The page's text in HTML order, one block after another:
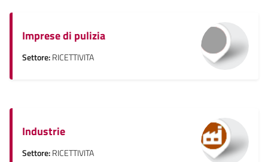
Imprese di pulizia
Settore:RICETTIVITA
Industrie
Settore:RICETTIVITA